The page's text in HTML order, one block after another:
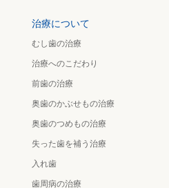
治療について
むし歯の治療
治療へのこだわり
前歯の治療
奥歯のかぶせもの治療
奥歯のつめもの治療
失った歯を補う治療
入れ歯
歯周病の治療